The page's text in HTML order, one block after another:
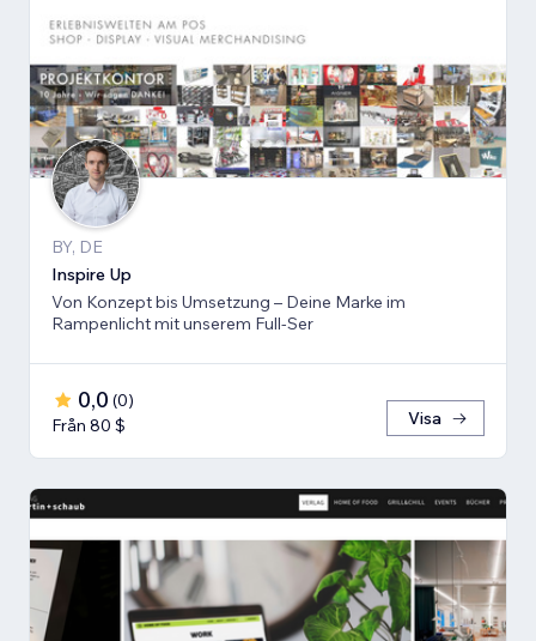
BY, DE
Inspire Up
Von Konzept bis Umsetzung – Deine Marke im
Rampenlicht mit unserem Full-Ser
0,0 (0)
Från 80 $
Visa